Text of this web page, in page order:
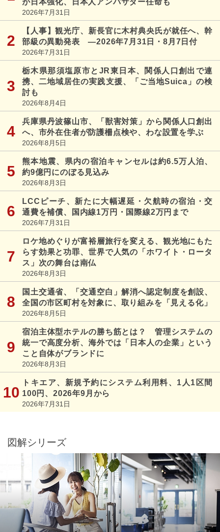
2026年7月31日
【人事】観光庁、新長官に木村典央氏が就任へ、幹
部級の異動発表 ―2026年7月31日・8月7日付
2026年7月31日
栃木県那須塩原市とJR東日本、関係人口創出で連
携、二地域居住の実践支援、「ご当地Suica」の検
討も
2026年8月4日
兵庫県丹波篠山市、「獣害対策」から関係人口創出
へ、市外在住者が防護柵点検や、わな設置を学ぶ
2026年8月5日
熊本地震、県内の宿泊キャンセルは約6.5万人泊、
約9億円にのぼる見込み
2026年8月3日
LCCピーチ、新たに大幅遅延・欠航時の宿泊・交
通費を補償、国内線1万円・国際線2万円まで
2026年7月31日
ロケ地めぐりが富裕層旅行を変える、観光地にもた
らす効果と功罪、世界で人気の「ホワイト・ロータ
ス」次の舞台は南仏
2026年8月3日
国土交通省、「交通空白」解消へ認定制度を創設、
全国の市区町村を対象に、取り組みを「見える化」
2026年8月5日
宿泊主体型ホテルの勝ち筋とは？ 管理システムの
統一で高度分析、海外では「日本人の企業」という
こと自体がブランドに
2026年8月3日
トキエア、新規予約にシステム利用料、1人1区間
100円、2026年9月から
2026年7月31日
図解シリーズ